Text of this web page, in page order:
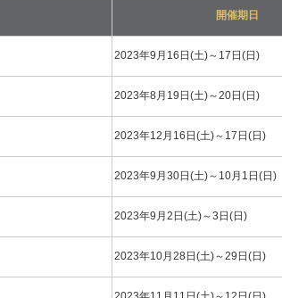
開催期日
2023年9月16日(土)～17日(日)
2023年8月19日(土)～20日(日)
2023年12月16日(土)～17日(日)
2023年9月30日(土)～10月1日(日)
2023年9月2日(土)～3日(日)
2023年10月28日(土)～29日(日)